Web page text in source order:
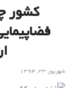
کشور
شهریور ۲۳, ۱۳۹۴